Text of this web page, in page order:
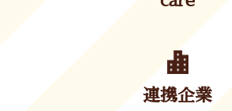
連携企業